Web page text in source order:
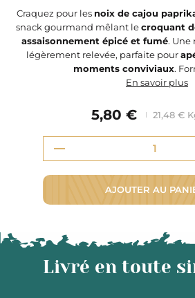
Craquez pour les noix de cajou
snack gourmand mêlant lecroquant
assaisonnement épicé et fumé. Une
légèrement relevée, parfaite pour
moments conviviaux.
En savoir plus
5,80 € 21,48 €
AJOUTER AU
Livré en toute